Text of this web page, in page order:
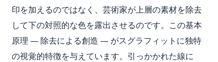
印を加えるのではなく、芸術家が上層の素材を除去
して下の対照的な色を露出させるのです。この基本
原理 — 除去による創造 — がスグラフィットに独特
の視覚的特徴を与えています。引っかかれた線に